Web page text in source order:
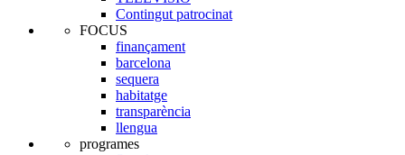
Contingut patrocinat
FOCUS
finançament
barcelona
sequera
habitatge
transparència
llengua
programes